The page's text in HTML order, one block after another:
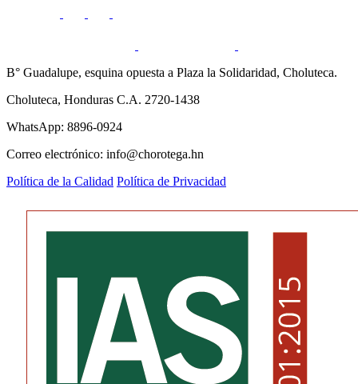
B° Guadalupe, esquina opuesta a Plaza la Solidaridad, Choluteca.
Choluteca, Honduras C.A. 2720-1438
WhatsApp: 8896-0924
Correo electrónico: info@chorotega.hn
Política de la Calidad Política de Privacidad